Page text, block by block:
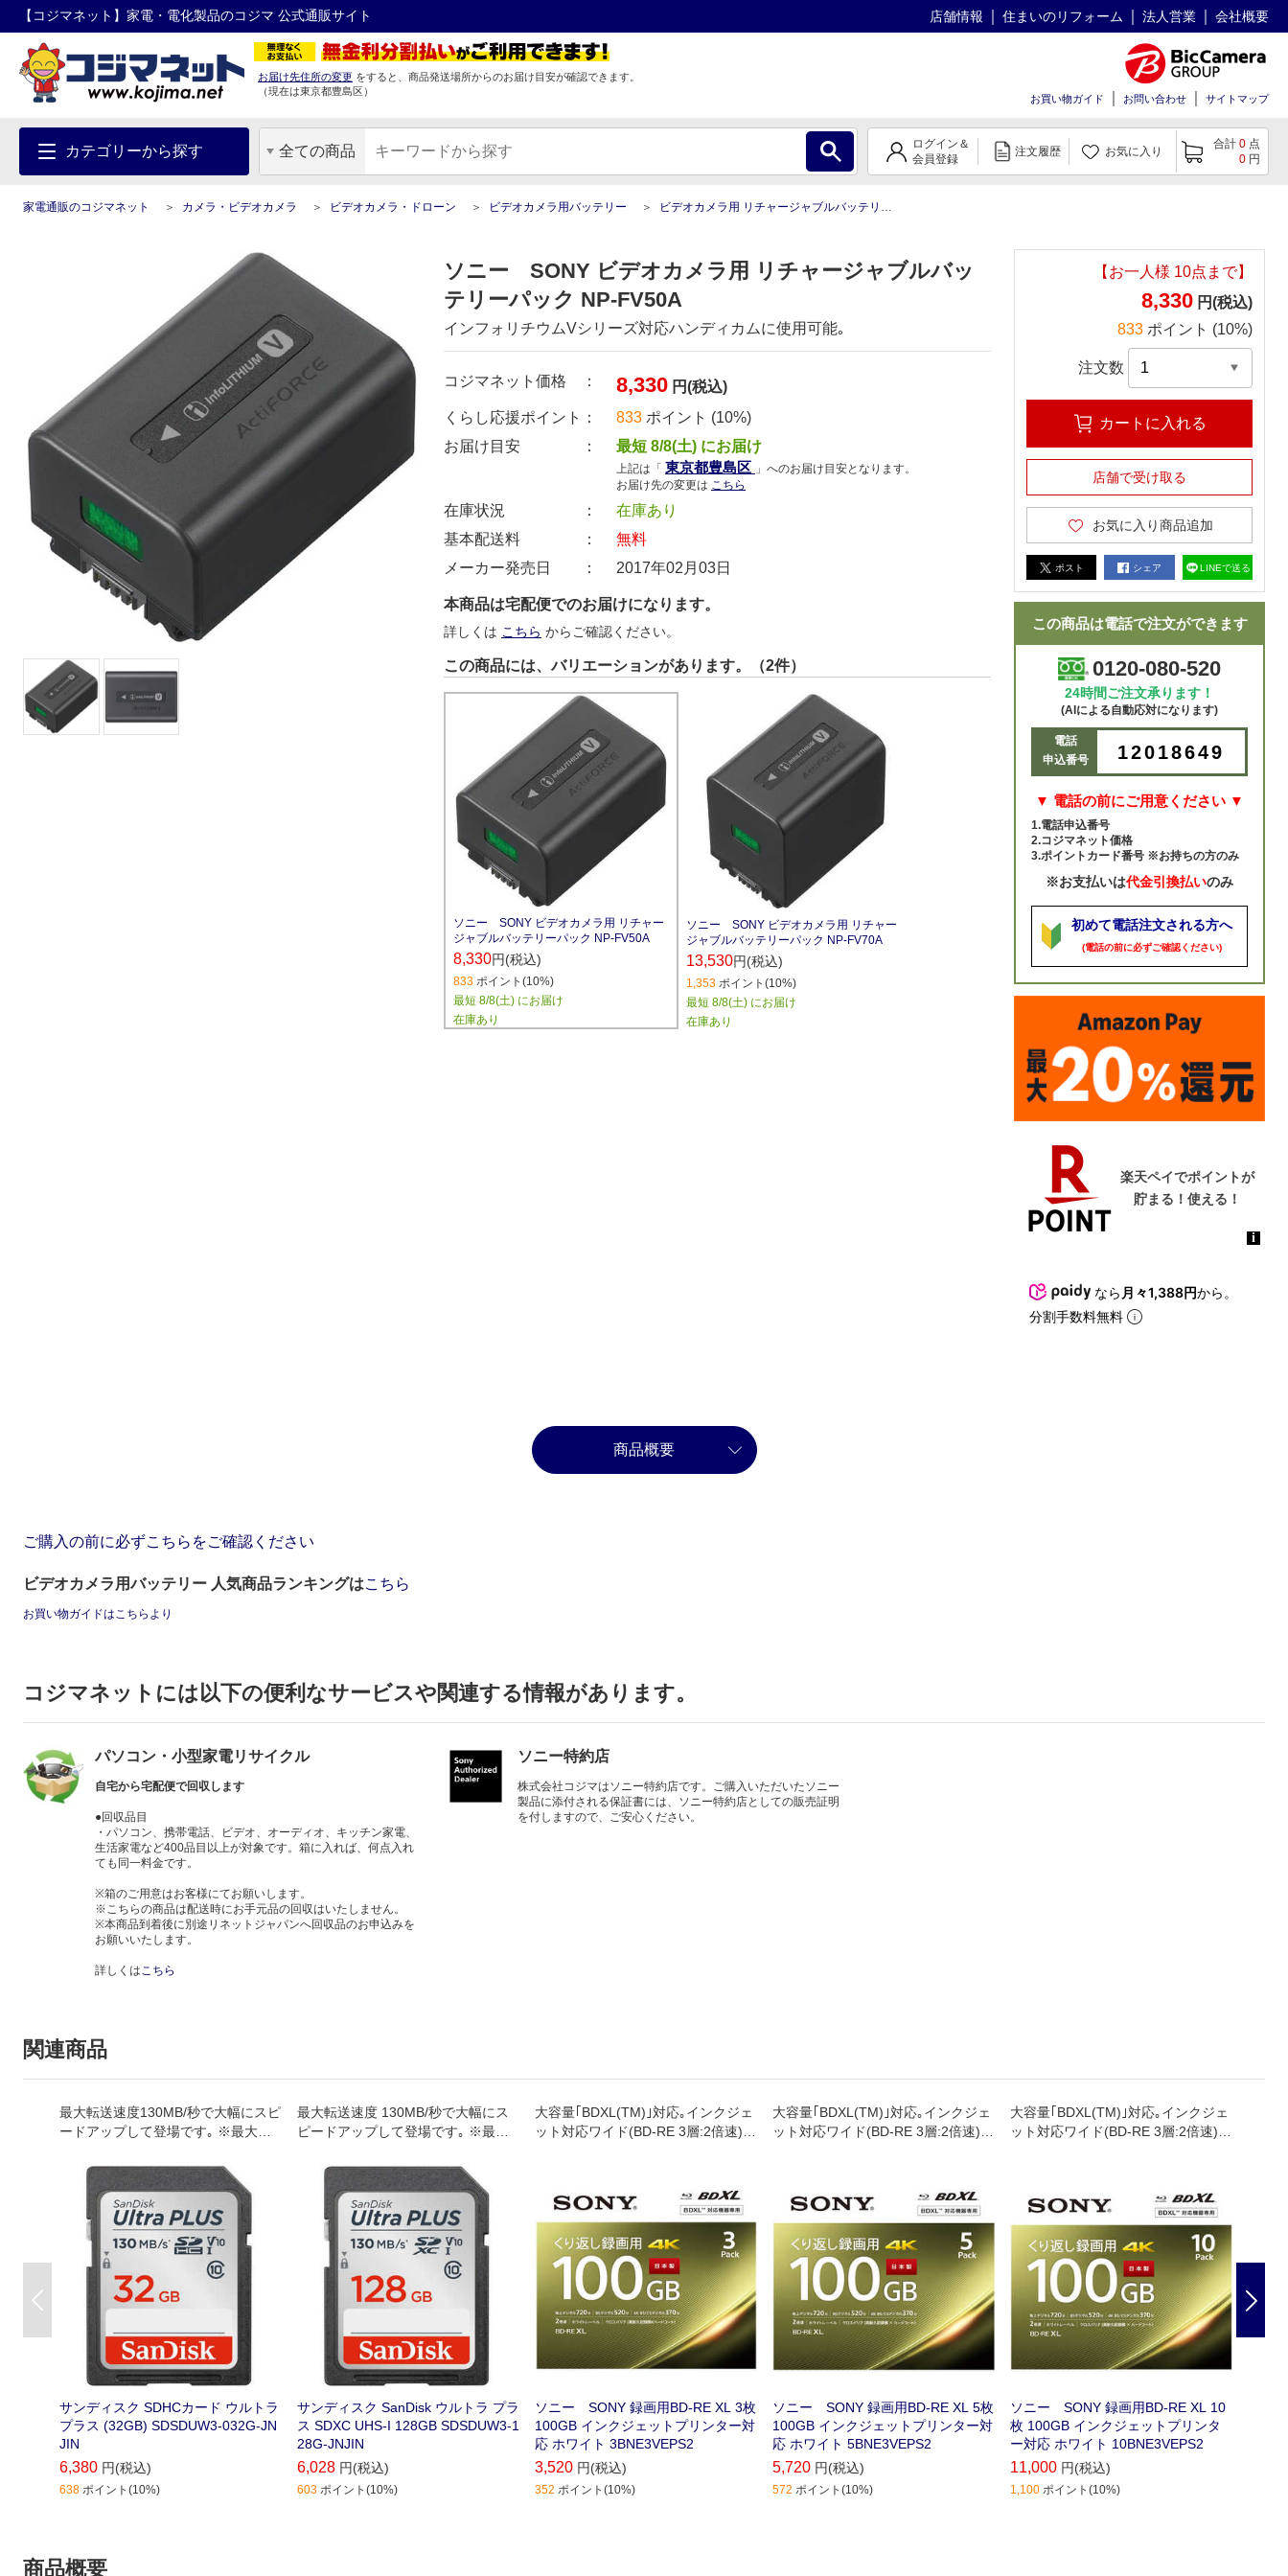
【コジマネット】家電・電化製品のコジマ 公式通販サイト 店舗情報 住まいのリフォーム 法人営業 会社概要
お届け先住所の変更 をすると、商品発送場所からのお届け目安が確認できます。
（現在は東京都豊島区）
お買い物ガイド お問い合わせ サイトマップ
カテゴリーから探す 全ての商品
ログイン＆
会員登録
注文履歴 お気に入り
合計 0 点
0 円
家電通販のコジマネット カメラ・ビデオカメラ ビデオカメラ・ドローン ビデオカメラ用バッテリー ビデオカメラ用 リチャージャブルバッテリーパック
ソニー SONY ビデオカメラ用 リチャージャブルバッ
テリーパック NP-FV50A
インフォリチウムVシリーズ対応ハンディカムに使用可能｡
コジマネット価格 ： 8,330 円(税込)
くらし応援ポイント：
833 ポイント (10%)
お届け目安 ：
最短 8/8(土) にお届け
上記は「 東京都豊島区 」へのお届け目安となります。
お届け先の変更は こちら
在庫状況 ：
在庫あり
基本配送料 ：
無料
メーカー発売日 ：
2017年02月03日
本商品は宅配便でのお届けになります。
詳しくは こちら からご確認ください。
この商品には、バリエーションがあります。（2件）
ソニー SONY ビデオカメラ用 リチャー
ジャブルバッテリーパック NP-FV50A
8,330円(税込)
833 ポイント(10%)
最短 8/8(土) にお届け
在庫あり
ソニー SONY ビデオカメラ用 リチャー
ジャブルバッテリーパック NP-FV70A
13,530円(税込)
1,353 ポイント(10%)
最短 8/8(土) にお届け
在庫あり
【お一人様 10点まで】
8,330 円(税込)
833 ポイント (10%)
注文数
カートに入れる
店舗で受け取る
お気に入り商品追加
ポスト シェア LINEで送る
この商品は電話で注文ができます
0120-080-520
24時間ご注文承ります！
(AIによる自動応対になります)
電話
申込番号
12018649
▼ 電話の前にご用意ください ▼
1.電話申込番号
2.コジマネット価格
3.ポイントカード番号 ※お持ちの方のみ
※お支払いは代金引換払いのみ
初めて電話注文される方へ
(電話の前に必ずご確認ください)
なら 月々1,388円から。
分割手数料無料
商品概要
ご購入の前に必ずこちらをご確認ください
ビデオカメラ用バッテリー 人気商品ランキングはこちら
お買い物ガイドはこちらより
コジマネットには以下の便利なサービスや関連する情報があります。
パソコン・小型家電リサイクル
自宅から宅配便で回収します
●回収品目
・パソコン、携帯電話、ビデオ、オーディオ、キッチン家電、
生活家電など400品目以上が対象です。箱に入れば、何点入れ
ても同一料金です。
※箱のご用意はお客様にてお願いします。
※こちらの商品は配送時にお手元品の回収はいたしません。
※本商品到着後に別途リネットジャパンへ回収品のお申込みを
お願いいたします。
詳しくはこちら
ソニー特約店
株式会社コジマはソニー特約店です。ご購入いただいたソニー
製品に添付される保証書には、ソニー特約店としての販売証明
を付しますので、ご安心ください。
関連商品
最大転送速度130MB/秒で大幅にスピ
ードアップして登場です｡ ※最大転
対応カードリーダーが必要
サンディスク SDHCカード ウルトラ
プラス (32GB) SDSDUW3-032G-JN
JIN
6,380 円(税込)
638 ポイント(10%)
最大転送速度 130MB/秒で大幅にス
ピードアップして登場です｡ ※最大
ク対応カードリーダーが必要
サンディスク SanDisk ウルトラ プラ
ス SDXC UHS-I 128GB SDSDUW3-1
28G-JNJIN
6,028 円(税込)
603 ポイント(10%)
大容量｢BDXL(TM)｣対応｡インクジェ
ット対応ワイド(BD-RE 3層:2倍速)ブ
ソニー SONY 録画用BD-RE XL 3枚
100GB インクジェットプリンター対
応 ホワイト 3BNE3VEPS2
3,520 円(税込)
352 ポイント(10%)
大容量｢BDXL(TM)｣対応｡インクジェ
ット対応ワイド(BD-RE 3層:2倍速)ブ
ソニー SONY 録画用BD-RE XL 5枚
100GB インクジェットプリンター対
応 ホワイト 5BNE3VEPS2
5,720 円(税込)
572 ポイント(10%)
大容量｢BDXL(TM)｣対応｡インクジェ
ット対応ワイド(BD-RE 3層:2倍速)ブ
ソニー SONY 録画用BD-RE XL 10
枚 100GB インクジェットプリンタ
ー対応 ホワイト 10BNE3VEPS2
11,000 円(税込)
1,100 ポイント(10%)
商品概要